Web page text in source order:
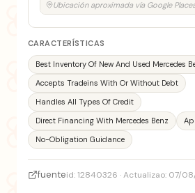
Ubicación aproximada vía Google
CARACTERÍSTICAS
Best Inventory Of New And Used Mercedes
Accepts Tradeins With Or Without Debt
Handles All Types Of Credit
Direct Financing With Mercedes Benz
No-Obligation Guidance
fuenteid: 12840326 · Actualizao: 07/